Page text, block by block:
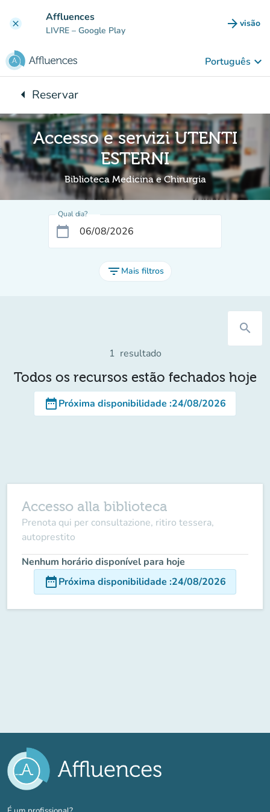
clear Affluences
LIVRE – Google Play arrow_forward visão
(novo
Português keyboard_arrow_down
arrow_leftVoltar para:
Reservar
Accesso e servizi UTENTI
ESTERNI
Biblioteca Medicina e Chirurgia
Qual dia?
calendar_today
filter_list Mais filtros
search
1 resultado
Todos os recursos estão fechados hoje
date_rangePróxima disponibilidade :24/08/2026
Accesso alla biblioteca
Prenota qui per consultazione, ritiro tessera,
autoprestito
Nenhum horário disponível para hoje
date_rangePróxima disponibilidade :24/08/2026